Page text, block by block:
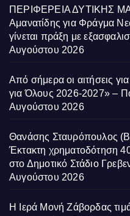
ΠΕΡΙΦΕΡΕΙΑ ΔΥΤΙΚΗΣ
Αμανατίδης για Φράγμα
γίνεται πράξη με
Αυγούστου 2026
Από σήμερα οι αιτήσεις
για Όλους 2026-2027» –
Αυγούστου 2026
Θανάσης Σταυρόπουλος
Έκτακτη χρηματοδότηση
στο Δημοτικό Στάδιο
Αυγούστου 2026
Η Ιερά Μονή Ζάβορδας